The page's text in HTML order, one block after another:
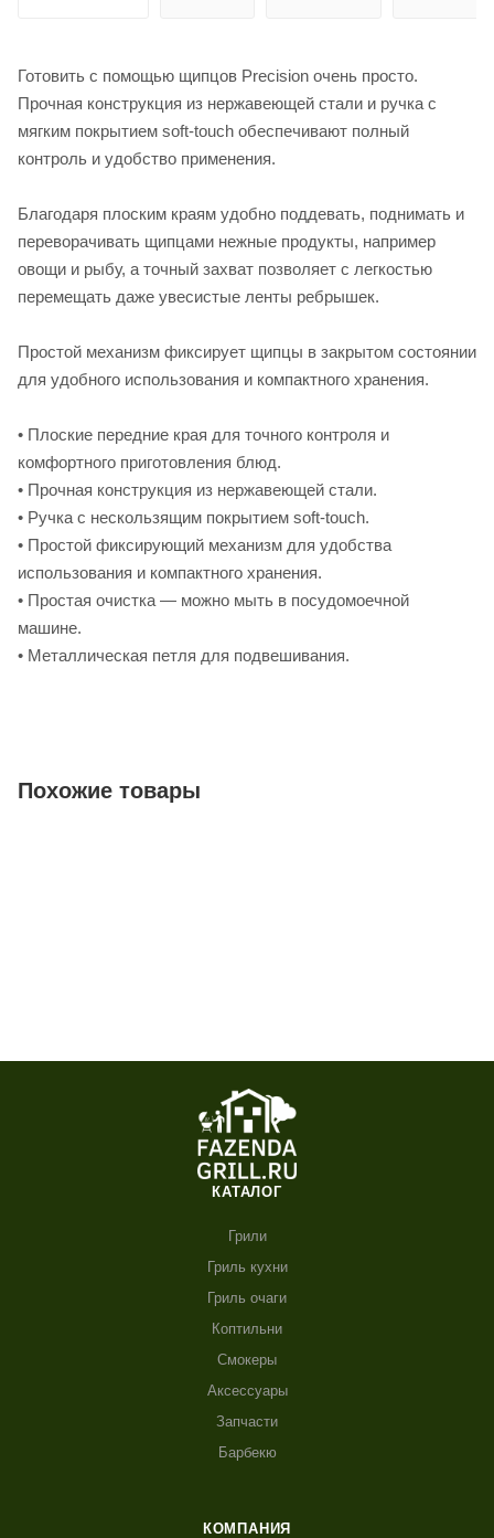
Готовить с помощью щипцов Precision очень просто.
Прочная конструкция из нержавеющей стали и ручка с
мягким покрытием soft-touch обеспечивают полный
контроль и удобство применения.
Благодаря плоским краям удобно поддевать, поднимать и
переворачивать щипцами нежные продукты, например
овощи и рыбу, а точный захват позволяет с легкостью
перемещать даже увесистые ленты ребрышек.
Простой механизм фиксирует щипцы в закрытом состоянии
для удобного использования и компактного хранения.
• Плоские передние края для точного контроля и
комфортного приготовления блюд.
• Прочная конструкция из нержавеющей стали.
• Ручка с нескользящим покрытием soft-touch.
• Простой фиксирующий механизм для удобства
использования и компактного хранения.
• Простая очистка — можно мыть в посудомоечной
машине.
• Металлическая петля для подвешивания.
Похожие товары
КАТАЛОГ
Грили
Гриль кухни
Гриль очаги
Коптильни
Смокеры
Аксессуары
Запчасти
Барбекю
КОМПАНИЯ